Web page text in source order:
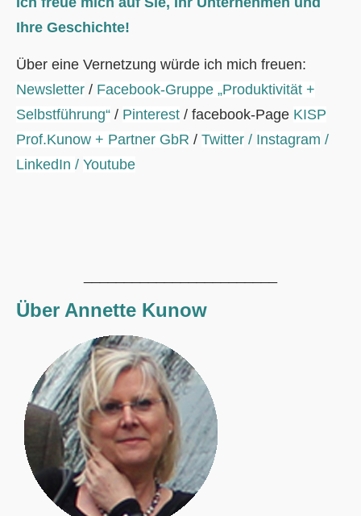
Ihre Geschichte!
Über eine Vernetzung würde ich mich freuen:
Newsletter / Facebook-Gruppe „Produktivität +
Selbstführung“ / Pinterest / facebook-Page KISP
Prof.Kunow + Partner GbR / Twitter / Instagram /
LinkedIn / Youtube
Über Annette Kunow